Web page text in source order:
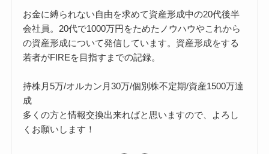
お金に縛られない自由を求めて資産形成中の20代後半
会社員。20代で1000万円をためたノウハウやこれから
の資産形成について発信しています。資産形成をする
若者がFIREを目指すまでの記録。
持株月5万/オルカン月30万/個別株不定期/資産1500万達
成
多くの方と情報交換出来ればと思いますので、よろし
くお願いします！